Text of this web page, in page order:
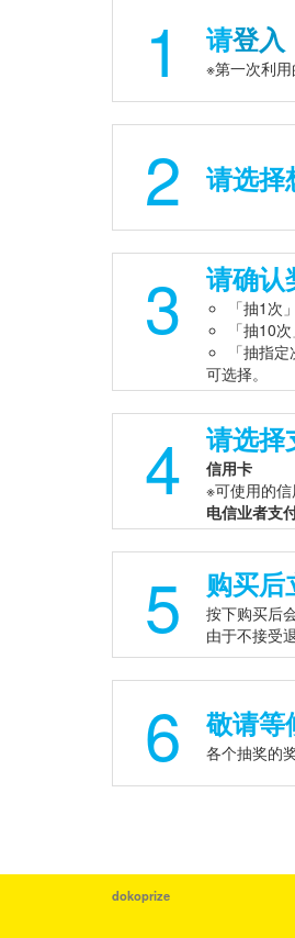
1 请登入
※第一次利
2 请选择
3 请确认
「抽1次」
「抽10次
「抽指
可选择。
4 请选择
信用卡
※可使用的
电信业者支
5 购买后
按下购买后
由于不接受
6 敬请等
各个抽奖的
dokoprize